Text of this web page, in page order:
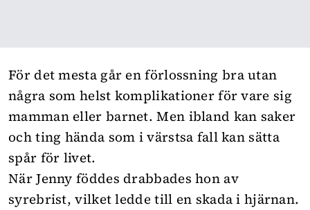
För det mesta går en förlossning bra utan
några som helst komplikationer för vare sig
mamman eller barnet. Men ibland kan saker
och ting hända som i värstsa fall kan sätta
spår för livet.
När Jenny föddes drabbades hon av
syrebrist, vilket ledde till en skada i hjärnan.